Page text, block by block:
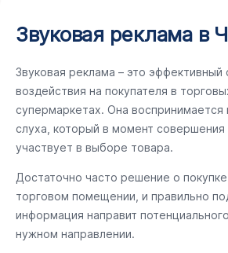
Звуковая реклама в
Звуковая реклама – это эффективный
воздействия на покупателя в
супермаркетах. Она
слуха, который в момент совершения
участвует в выборе товара.
Достаточно часто решение о
торговом помещении, и правильно
информация направит
нужном направлении.